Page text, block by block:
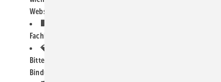
Website
Fachhandelspartner als Markenbotschafter gewinnen
💎 Kundenbindung durch Wertschätzung: Warum die
Bitte um Empfehlung auch ein mächtiges
Bindungsinstrument ist